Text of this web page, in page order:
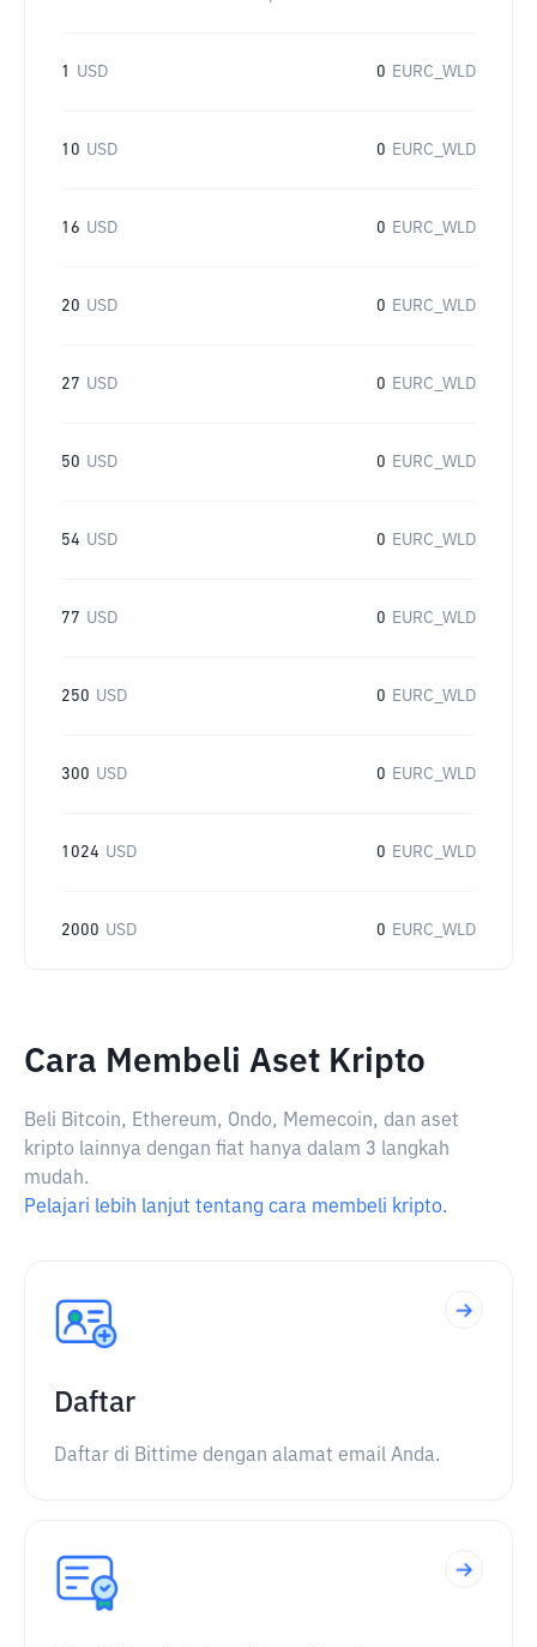
1 USD 0 EURC_WLD
10 USD 0 EURC_WLD
16 USD 0 EURC_WLD
20 USD 0 EURC_WLD
27 USD 0 EURC_WLD
50 USD 0 EURC_WLD
54 USD 0 EURC_WLD
77 USD 0 EURC_WLD
250 USD 0 EURC_WLD
300 USD 0 EURC_WLD
1024 USD 0 EURC_WLD
2000 USD 0 EURC_WLD
Cara Membeli Aset Kripto
Beli Bitcoin, Ethereum, Ondo, Memecoin, dan aset
kripto lainnya dengan fiat hanya dalam 3 langkah
mudah.
Pelajari lebih lanjut tentang cara membeli kripto.
Daftar
Daftar di Bittime dengan alamat email Anda.